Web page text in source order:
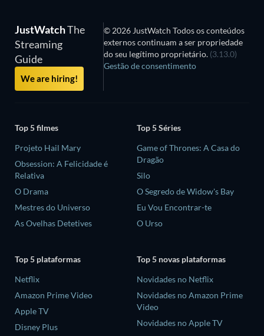
JustWatchThe
Streaming
Guide
We are hiring!
© 2026 JustWatch Todos os conteúdos
externos continuam a ser propriedade
do seu legítimo proprietário. (3.13.0)
Gestão de consentimento
Top 5 filmes
Projeto Hail Mary
Obsession: A Felicidade é
Relativa
O Drama
Mestres do Universo
As Ovelhas Detetives
Top 5 Séries
Game of Thrones: A Casa do
Dragão
Silo
O Segredo de Widow's Bay
Eu Vou Encontrar-te
O Urso
Top 5 plataformas
Netflix
Amazon Prime Video
Apple TV
Disney Plus
Top 5 novas plataformas
Novidades no Netflix
Novidades no Amazon Prime
Video
Novidades no Apple TV